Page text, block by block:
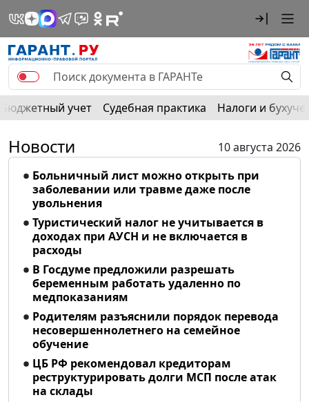
Бюджетный учет Судебная практика Налоги и
Новости
10 августа 2026
Больничный лист можно открыть при
заболевании или травме даже после
увольнения
Туристический налог не учитывается в
доходах при АУСН и не включается в
расходы
В Госдуме предложили разрешать
беременным работать удаленно по
медпоказаниям
Родителям разъяснили порядок перевода
несовершеннолетнего на семейное
обучение
ЦБ РФ рекомендовал кредиторам
реструктурировать долги МСП после атак
на склады